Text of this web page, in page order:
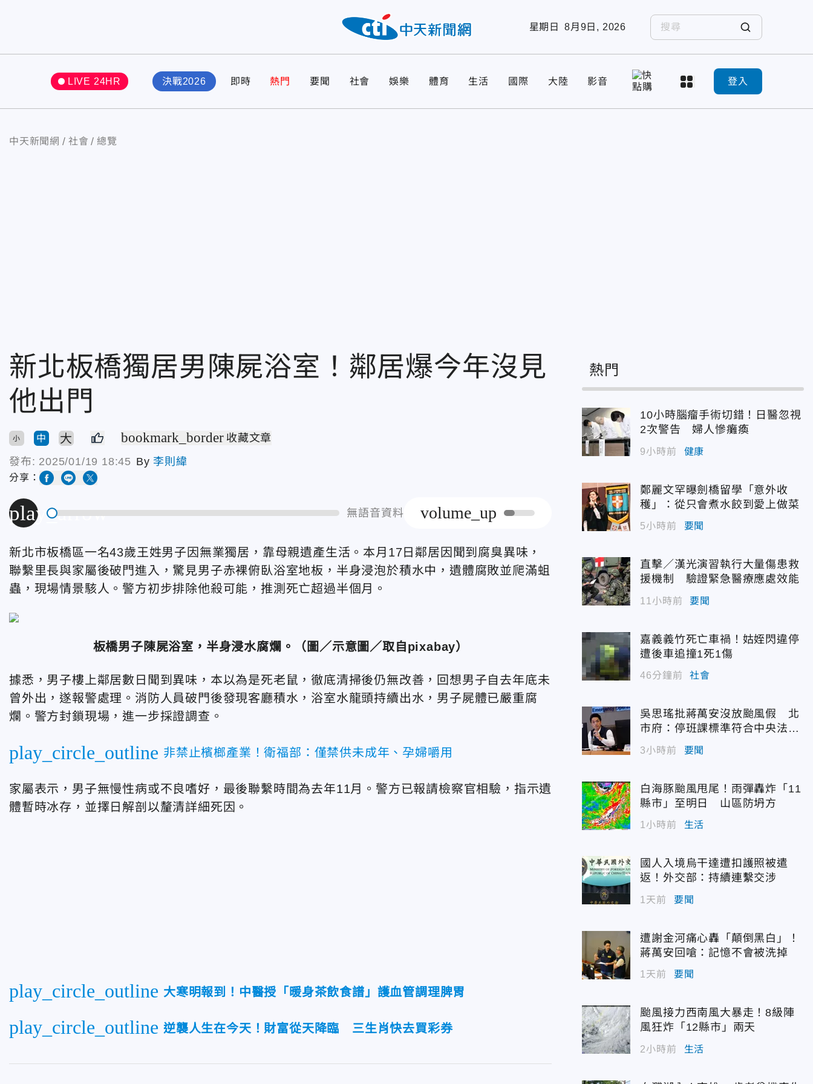
星期日 8月9日, 2026
LIVE 24HR 決戰2026 即時 熱門 要聞 社會 娛樂 體育 生活 國際 大陸 影音 登入
中天新聞網 社會 總覽
新北板橋獨居男陳屍浴室！鄰居爆今年沒見
他出門
小 中 大 bookmark_border 收藏文章
發布: 2025/01/19 18:45 By 李則緯
分享：
play_arrow 無語音資料 volume_up
新北市板橋區一名43歲王姓男子因無業獨居，靠母親遺產生活。本月17日鄰居因聞到腐臭異味，
聯繫里長與家屬後破門進入，驚見男子赤裸俯臥浴室地板，半身浸泡於積水中，遺體腐敗並爬滿蛆
蟲，現場情景駭人。警方初步排除他殺可能，推測死亡超過半個月。
板橋男子陳屍浴室，半身浸水腐爛。（圖／示意圖／取自pixabay）
據悉，男子樓上鄰居數日聞到異味，本以為是死老鼠，徹底清掃後仍無改善，回想男子自去年底未
曾外出，遂報警處理。消防人員破門後發現客廳積水，浴室水龍頭持續出水，男子屍體已嚴重腐
爛。警方封鎖現場，進一步採證調查。
play_circle_outline 非禁止檳榔產業！衛福部：僅禁供未成年、孕婦嚼用
家屬表示，男子無慢性病或不良嗜好，最後聯繫時間為去年11月。警方已報請檢察官相驗，指示遺
體暫時冰存，並擇日解剖以釐清詳細死因。
play_circle_outline 大寒明報到！中醫授「暖身茶飲食譜」護血管調理脾胃
play_circle_outline 逆襲人生在今天！財富從天降臨 三生肖快去買彩券
熱門
10小時腦瘤手術切錯！日醫忽視
2次警告 婦人慘癱瘓
9小時前 健康
鄭麗文罕曝劍橋留學「意外收
穫」：從只會煮水餃到愛上做菜
5小時前 要聞
直擊／漢光演習執行大量傷患救
援機制 驗證緊急醫療應處效能
11小時前 要聞
嘉義義竹死亡車禍！姑姪閃違停
遭後車追撞1死1傷
46分鐘前 社會
吳思瑤批蔣萬安沒放颱風假 北
市府：停班課標準符合中央法
規！
3小時前 要聞
白海豚颱風甩尾！雨彈轟炸「11
縣市」至明日 山區防坍方
1小時前 生活
國人入境烏干達遭扣護照被遣
返！外交部：持續連繫交涉
1天前 要聞
遭謝金河痛心轟「顛倒黑白」！
蔣萬安回嗆：記憶不會被洗掉
1天前 要聞
颱風接力西南風大暴走！8級陣
風狂炸「12縣市」兩天
2小時前 生活